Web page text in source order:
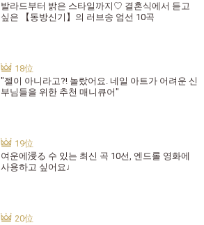
발라드부터 밝은 스타일까지♡ 결혼식에서 듣고
싶은 【동방신기】의 러브송 엄선 10곡
"젤이 아니라고?! 놀랐어요. 네일 아트가 어려운 신
부님들을 위한 추천 매니큐어"
여운에浸る 수 있는 최신 곡 10선, 엔드롤 영화에
사용하고 싶어요♩